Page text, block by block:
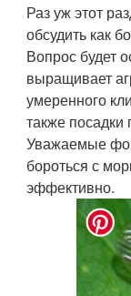
Раз уж этот
обсудить как
Вопрос будет
выращивает
умеренного
также посадки
Уважаемые
бороться с
эффективно.